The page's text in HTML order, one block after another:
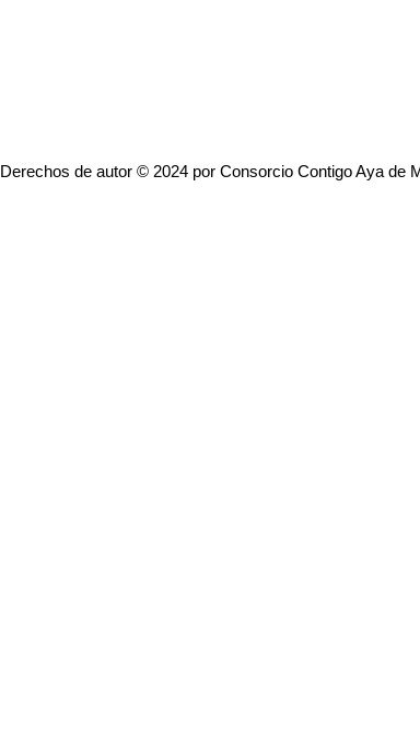
Derechos de autor © 2024 por Consorcio Contigo Aya de